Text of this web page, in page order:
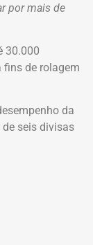
por mais de
30.000
de rolagem
da
seis divisas